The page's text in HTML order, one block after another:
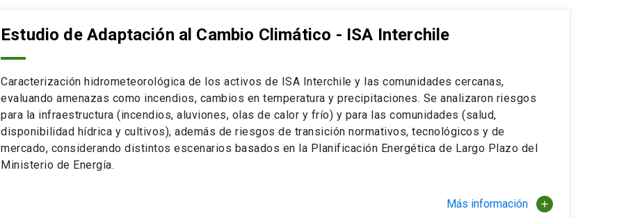
Estudio de Adaptación al Cambio Climático - ISA Interchile
Caracterización hidrometeorológica de los activos de ISA Interchile y las comunidades cercanas,
evaluando amenazas como incendios, cambios en temperatura y precipitaciones. Se analizaron riesgos
para la infraestructura (incendios, aluviones, olas de calor y frío) y para las comunidades (salud,
disponibilidad hídrica y cultivos), además de riesgos de transición normativos, tecnológicos y de
mercado, considerando distintos escenarios basados en la Planificación Energética de Largo Plazo del
Ministerio de Energía.
Más información add